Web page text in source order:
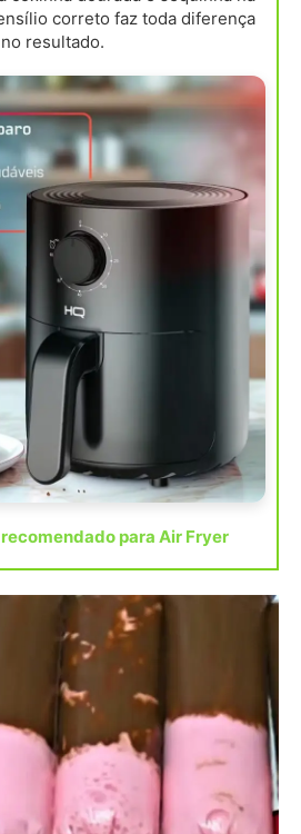
correto faz toda diferença
no resultado.
para Air Fryer